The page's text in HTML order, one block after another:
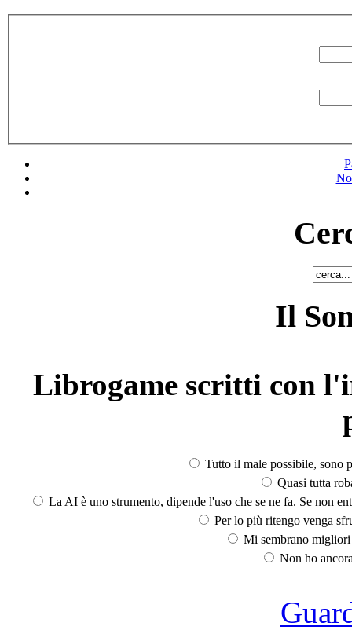
Il
Librogame scritti con
Tutto il male possibile, sono
Quasi tutta
La AI è uno strumento, dipende l'uso che se ne fa. Se non
Per lo più ritengo venga
Mi sembrano
Non ho